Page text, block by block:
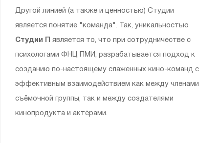
Другой линией (а также и ценностью) Студии
является понятие "команда". Так, уникальностью
Студии П является то, что при сотрудничестве с
психологами ФНЦ ПМИ, разрабатывается подход к
созданию по-настоящему слаженных кино-команд с
эффективным взаимодействием как между членами
съёмочной группы, так и между создателями
кинопродукта и актёрами.